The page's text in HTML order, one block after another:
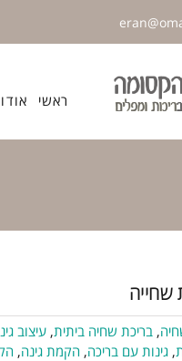
ראשי
שחייה
, בריכת שחיה ביתית, עיצוב
, גינות עם בריכה, הקמת גינה,